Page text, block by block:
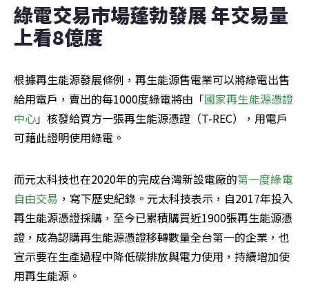
綠電交易市場蓬勃發展 年交易量
上看8億度
根據再生能源發展條例，再生能源售電業可以將綠電出售
給用電戶，賣出的每1000度綠電將由「國家再生能源憑證
中心」核發給買方一張再生能源憑證（T-REC），用電戶
可藉此證明使用綠電。
而元太科技也在2020年的完成台灣新設電廠的第一度綠電
自由交易 ，寫下歷史紀錄。元太科技表示，自2017年投入
再生能源憑證採購，至今已累積購買近1900張再生能源憑
證，成為認購再生能源憑證移轉數量全台第一的企業，也
宣示要在生產過程中降低碳排放與電力使用，持續增加使
用再生能源。